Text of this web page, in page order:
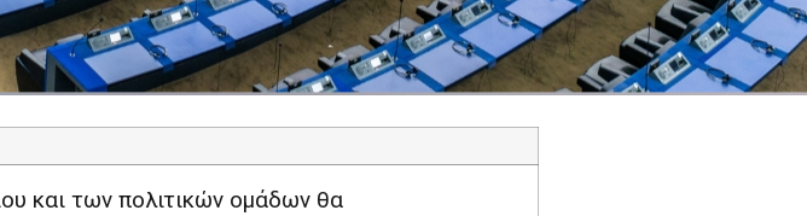
και των πολιτικών ομάδων θα